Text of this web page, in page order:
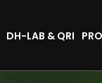
DH-LAB & QRI